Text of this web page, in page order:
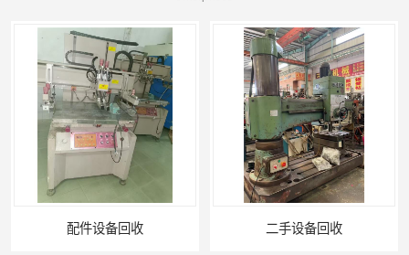
二手设备回收 报废设备回收